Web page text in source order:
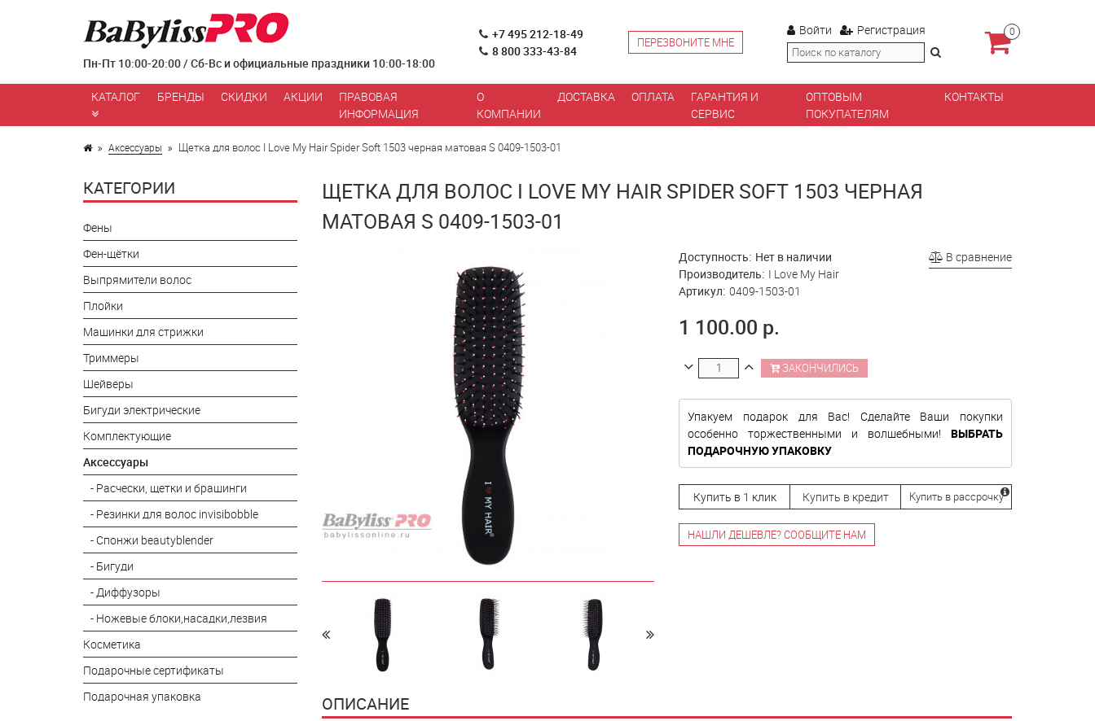
Пн-Пт 10:00-20:00 / Сб-Вс и официальные праздники 10:00-18:00
+7 495 212-18-49
8 800 333-43-84
ПЕРЕЗВОНИТЕ МНЕ
Войти Регистрация 0
КАТАЛОГ БРЕНДЫ СКИДКИ АКЦИИ
ПРАВОВАЯ
ИНФОРМАЦИЯ
О
КОМПАНИИ
ДОСТАВКА ОПЛАТА
ГАРАНТИЯ И
СЕРВИС
ОПТОВЫМ
ПОКУПАТЕЛЯМ
КОНТАКТЫ
Аксессуары Щетка для волос I Love My Hair Spider Soft 1503 черная матовая S 0409-1503-01
КАТЕГОРИИ
Фены
Фен-щётки
Выпрямители волос
Плойки
Машинки для стрижки
Триммеры
Шейверы
Бигуди электрические
Комплектующие
Аксессуары
- Расчески, щетки и брашинги
- Резинки для волос invisibobble
- Спонжи beautyblender
- Бигуди
- Диффузоры
- Ножевые блоки,насадки,лезвия
Косметика
Подарочные сертификаты
Подарочная упаковка
ЩЕТКА ДЛЯ ВОЛОС I LOVE MY HAIR SPIDER SOFT 1503 ЧЕРНАЯ
МАТОВАЯ S 0409-1503-01
В сравнение
Доступность: Нет в наличии
Производитель: I Love My Hair
Артикул: 0409-1503-01
1 100.00 р.
ЗАКОНЧИЛИСЬ
Упакуем подарок для Вас! Сделайте Ваши покупки
особенно торжественными и волшебными! ВЫБРАТЬ
ПОДАРОЧНУЮ УПАКОВКУ
Купить в 1 клик Купить в кредит Купить в рассрочку
НАШЛИ ДЕШЕВЛЕ? СООБЩИТЕ НАМ
ОПИСАНИЕ